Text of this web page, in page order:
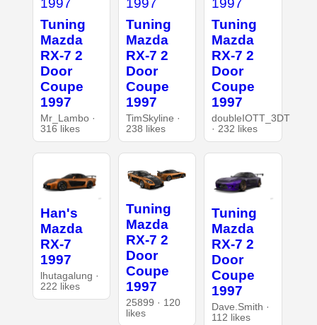
Tuning
Mazda
RX-7 2
Door
Coupe
1997
Mr_Lambo ·
316 likes
Tuning
Mazda
RX-7 2
Door
Coupe
1997
TimSkyline ·
238 likes
Tuning
Mazda
RX-7 2
Door
Coupe
1997
doubleIOTT_3DT
· 232 likes
Han's
Mazda
RX-7
1997
lhutagalung ·
222 likes
Tuning
Mazda
RX-7 2
Door
Coupe
1997
25899 · 120
likes
Tuning
Mazda
RX-7 2
Door
Coupe
1997
Dave.Smith ·
112 likes